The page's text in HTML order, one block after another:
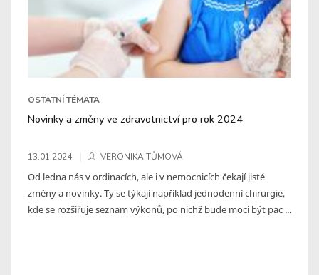
OSTATNÍ TÉMATA
Novinky a změny ve zdravotnictví pro rok 2024
13.01.2024 VERONIKA TŮMOVÁ
Od ledna nás v ordinacích, ale i v nemocnicích čekají jisté
změny a novinky. Ty se týkají například jednodenní chirurgie,
kde se rozšiřuje seznam výkonů, po nichž bude moci být pac ...